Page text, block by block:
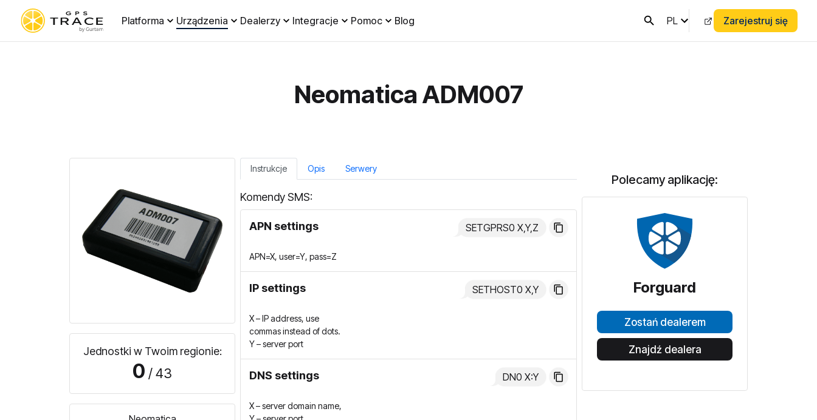
Platforma Urządzenia Dealerzy Integracje Pomoc Blog PL Zarejestruj się
Neomatica ADM007
Jednostki w Twoim regionie:
0 / 43
Instrukcje Opis Serwery
Komendy SMS:
APN settings SETGPRS0 X,Y,Z
APN=X, user=Y, pass=Z
IP settings SETHOST0 X,Y
X – IP address, use
commas instead of dots.
Y – server port
DNS settings DN0 X:Y
X – server domain name,
Polecamy aplikację:
Forguard
Zostań dealerem
Znajdź dealera